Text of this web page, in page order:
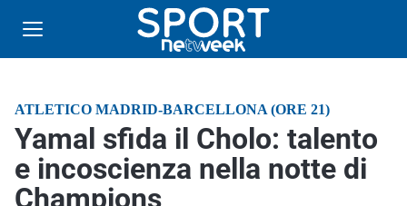
ATLETICO MADRID-BARCELLONA (ORE 21)
Yamal sfida il Cholo: talento
e incoscienza nella notte di
Champions